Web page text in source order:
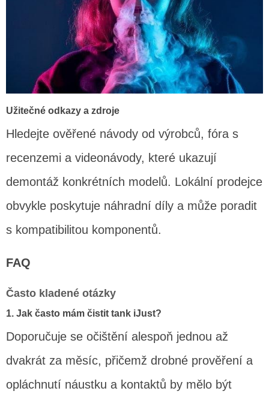
Užitečné odkazy a zdroje
Hledejte ověřené návody od výrobců, fóra s
recenzemi a videonávody, které ukazují
demontáž konkrétních modelů. Lokální prodejce
obvykle poskytuje náhradní díly a může poradit
s kompatibilitou komponentů.
FAQ
Často kladené otázky
1. Jak často mám čistit tank iJust?
Doporučuje se očištění alespoň jednou až
dvakrát za měsíc, přičemž drobné prověření a
opláchnutí náustku a kontaktů by mělo být